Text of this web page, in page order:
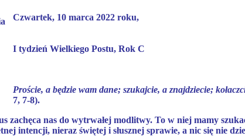
Czwartek, 10 marca 2022 roku,
I tydzień Wielkiego Postu, Rok C
Proście, a będzie wam dane; szukajcie, a znajdziecie;
7, 7-8).
zachęca nas do wytrwałej modlitwy. To w niej mamy
intencji, nieraz świętej i słusznej sprawie, a nic się nie